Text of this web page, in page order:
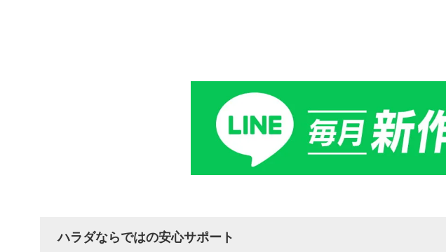
ハラダならではの安心サポート